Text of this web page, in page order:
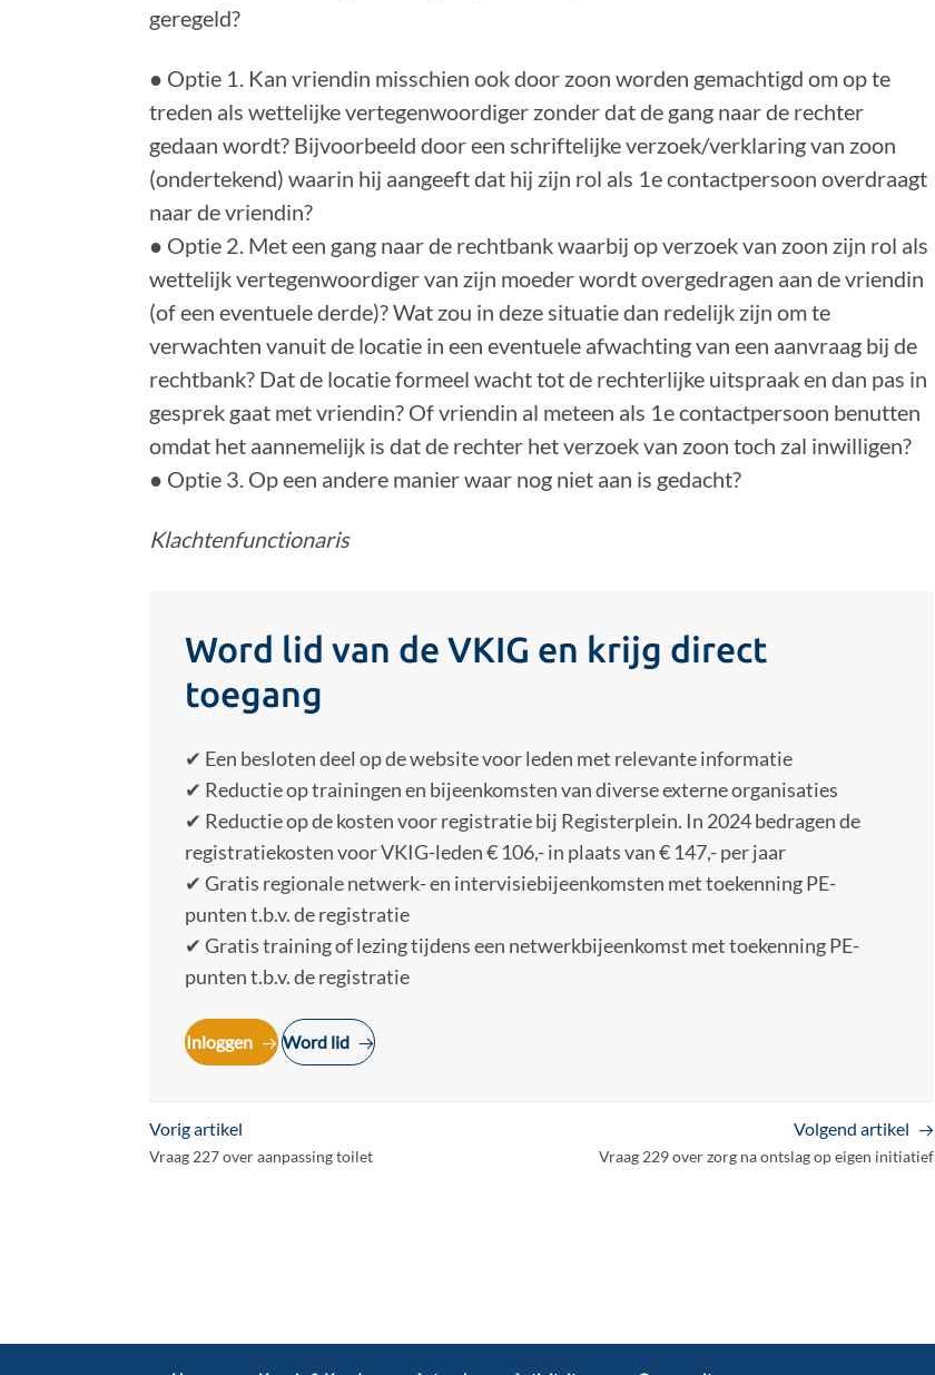
geregeld?
● Optie 1. Kan vriendin misschien ook door zoon worden gemachtigd om op te
treden als wettelijke vertegenwoordiger zonder dat de gang naar de rechter
gedaan wordt? Bijvoorbeeld door een schriftelijke verzoek/verklaring van zoon
(ondertekend) waarin hij aangeeft dat hij zijn rol als 1e contactpersoon overdraagt
naar de vriendin?
● Optie 2. Met een gang naar de rechtbank waarbij op verzoek van zoon zijn rol als
wettelijk vertegenwoordiger van zijn moeder wordt overgedragen aan de vriendin
(of een eventuele derde)? Wat zou in deze situatie dan redelijk zijn om te
verwachten vanuit de locatie in een eventuele afwachting van een aanvraag bij de
rechtbank? Dat de locatie formeel wacht tot de rechterlijke uitspraak en dan pas in
gesprek gaat met vriendin? Of vriendin al meteen als 1e contactpersoon benutten
omdat het aannemelijk is dat de rechter het verzoek van zoon toch zal inwilligen?
● Optie 3. Op een andere manier waar nog niet aan is gedacht?
Klachtenfunctionaris
Word lid van de VKIG en krijg direct
toegang
✔ Een besloten deel op de website voor leden met relevante informatie
✔ Reductie op trainingen en bijeenkomsten van diverse externe organisaties
✔ Reductie op de kosten voor registratie bij Registerplein. In 2024 bedragen de
registratiekosten voor VKIG-leden € 106,- in plaats van € 147,- per jaar
✔ Gratis regionale netwerk- en intervisiebijeenkomsten met toekenning PE-
punten t.b.v. de registratie
✔ Gratis training of lezing tijdens een netwerkbijeenkomst met toekenning PE-
punten t.b.v. de registratie
Inloggen Word lid
Vorig artikel
Vraag 227 over aanpassing toilet
Volgend artikel
Vraag 229 over zorg na ontslag op eigen initiatief